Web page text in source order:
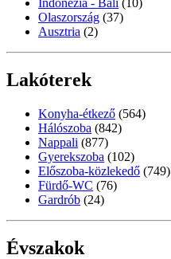
Olaszország (37)
Ausztria (2)
Lakóterek
Konyha-étkező (564)
Hálószoba (842)
Nappali (877)
Gyerekszoba (102)
Előszoba-közlekedő (749)
Fürdő-WC (76)
Gardrób (24)
Évszakok